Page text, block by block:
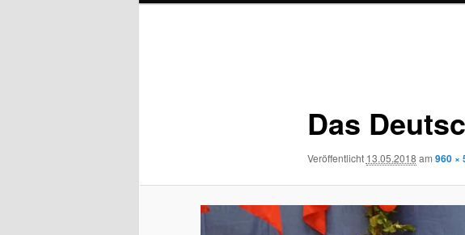
Das
Veröffentlicht 13.05.2018 am 960 ×